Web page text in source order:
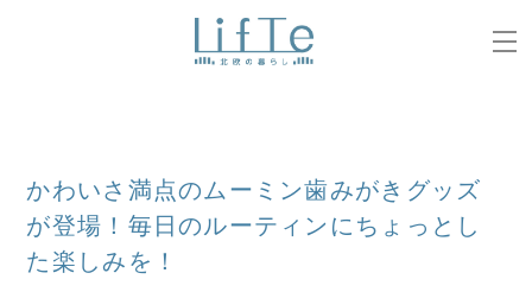
かわいさ満点のムーミン歯みがきグッズ
が登場！毎日のルーティンにちょっとし
た楽しみを！